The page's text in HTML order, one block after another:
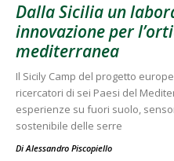
Dalla Sicilia un
innovazione per
mediterranea
Il Sicily Camp del progetto
ricercatori di sei Paesi del
esperienze su fuori suolo,
sostenibile delle serre
DiAlessandro Piscopiello